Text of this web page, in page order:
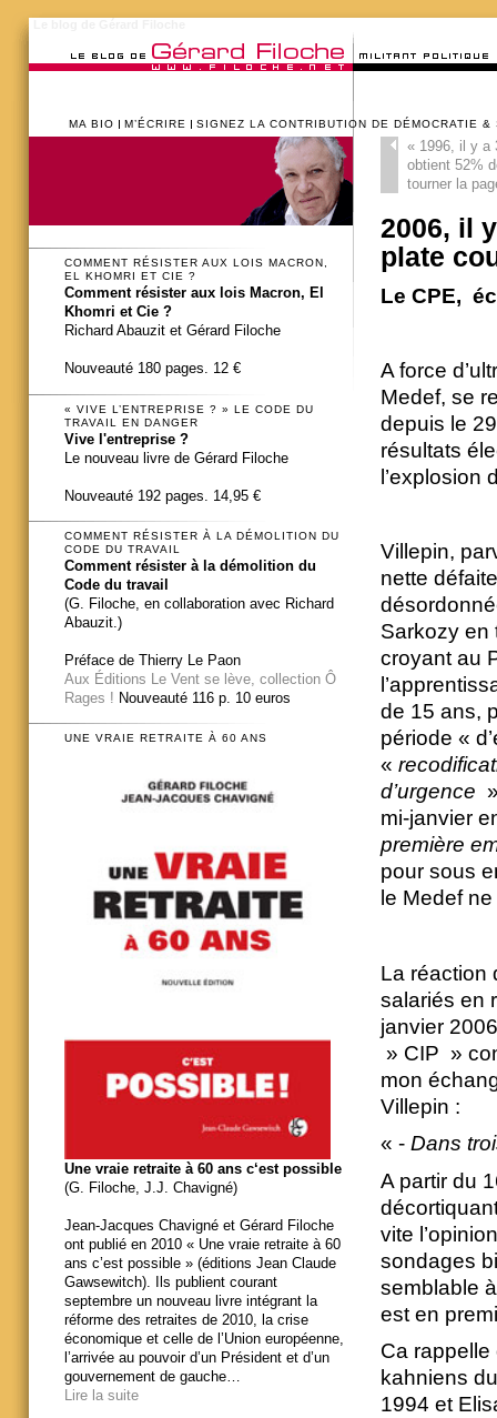
MA BIO M’ÉCRIRE SIGNEZ LA CONTRIBUTION DE DÉMOCRATIE &
«1996, il y a
obtient 52%
tourner la
2006, il
plate
Le CPE,
A force
Medef, se
depuis le
résultats
Villepin,
nette
Sarkozy en
croyant au
de 15 ans,
période «
«
d’urgence
mi-janvier
première
pour sous
le Medef
La réaction
salariés en
janvier
» CIP »
mon
Villepin :
« - Dans
A partir du
vite
sondages
semblable
est en
Ca
kahniens
1994 et
COMMENT RÉSISTER AUX LOIS MACRON,
EL KHOMRI ET CIE ?
Comment résister aux lois Macron, El
Khomri et Cie ?
Richard Abauzit et Gérard Filoche
Nouveauté 180 pages. 12 €
« VIVE L’ENTREPRISE ? » LE CODE DU
TRAVAIL EN DANGER
Vive l'entreprise ?
Le nouveau livre de Gérard Filoche
Nouveauté 192 pages. 14,95 €
COMMENT RÉSISTER À LA DÉMOLITION DU
CODE DU TRAVAIL
Comment résister à la démolition du
Code du travail
(G. Filoche, en collaboration avec Richard
Abauzit.)
Préface de Thierry Le Paon
Aux Éditions Le Vent se lève, collection Ô
Rages ! Nouveauté 116 p. 10 euros
UNE VRAIE RETRAITE À 60 ANS
Une vraie retraite à 60 ans c‘est possible
(G. Filoche, J.J. Chavigné)
Jean-Jacques Chavigné et Gérard Filoche
ont publié en 2010 « Une vraie retraite à 60
ans c’est possible » (éditions Jean Claude
Gawsewitch). Ils publient courant
septembre un nouveau livre intégrant la
réforme des retraites de 2010, la crise
économique et celle de l’Union européenne,
l’arrivée au pouvoir d’un Président et d’un
gouvernement de gauche…
Lire la suite